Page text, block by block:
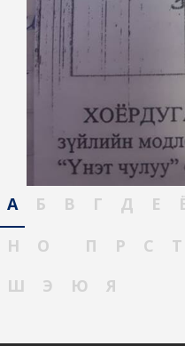
А Б В Г Д Е
Н
О П Р С Т
Ш
Э Ю Я